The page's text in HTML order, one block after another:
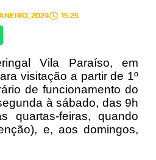
2024 15:25
Vila Paraíso, em
visitação a partir de 1º
de funcionamento do
à sábado, das 9h
quartas-feiras, quando
e, aos domingos,